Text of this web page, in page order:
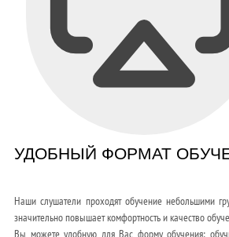
УДОБНЫЙ ФОРМАТ
Наши слушатели проходят обучение небольшими
значительно повышает комфортность и качество
Вы можете удобную для Вас форму обучения: